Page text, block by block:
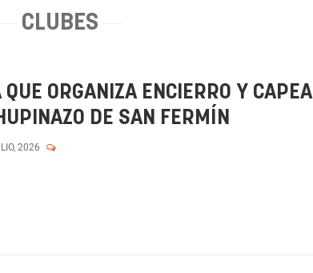
CLUBES
ORGANIZA ENCIERRO Y CAPEA
DE SAN FERMÍN
2026